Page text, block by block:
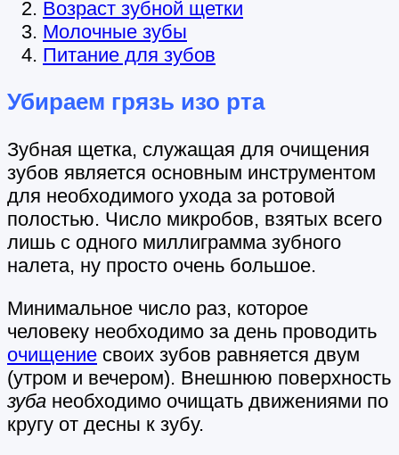
Возраст зубной щетки
Молочные зубы
Питание для зубов
Убираем грязь изо рта
Зубная щетка, служащая для очищения
зубов является основным инструментом
для необходимого ухода за ротовой
полостью. Число микробов, взятых всего
лишь с одного миллиграмма зубного
налета, ну просто очень большое.
Минимальное число раз, которое
человеку необходимо за день проводить
очищение своих зубов равняется двум
(утром и вечером). Внешнюю поверхность
зуба необходимо очищать движениями по
кругу от десны к зубу.